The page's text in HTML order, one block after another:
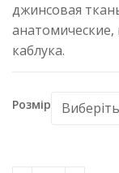
джинсовая
каблука.
Розмір